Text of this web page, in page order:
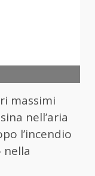
massimi
nell’aria
l’incendio
nella